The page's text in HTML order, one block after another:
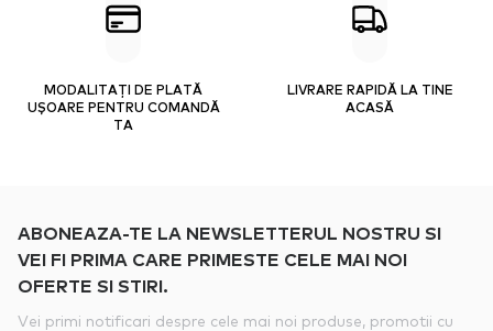
MODALITAȚI DE PLATĂ
UȘOARE PENTRU COMANDĂ
TA
LIVRARE RAPIDĂ LA TINE
ACASĂ
ABONEAZA-TE LA NEWSLETTERUL NOSTRU SI
VEI FI PRIMA CARE PRIMESTE CELE MAI NOI
OFERTE SI STIRI.
Vei primi notificari despre cele mai noi produse, promotii cu